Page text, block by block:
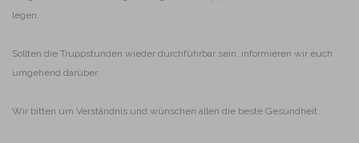
legen.
Sollten die Truppstunden wieder durchführbar sein, informieren wir euch
umgehend darüber.
Wir bitten um Verständnis und wünschen allen die beste Gesundheit.